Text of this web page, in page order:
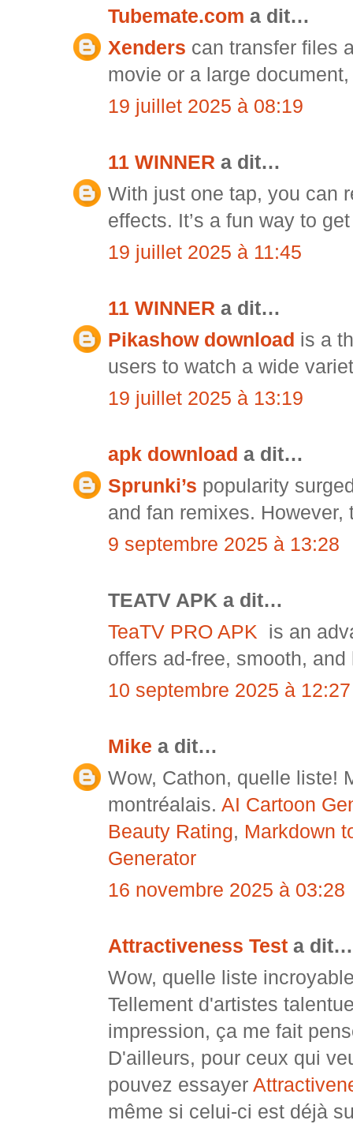
Tubemate.com a dit…
Xenders can transfer files
movie or a large
19 juillet 2025 à 08:19
11 WINNER a dit…
With just one tap, you can
effects. It’s a fun way to
19 juillet 2025 à 11:45
11 WINNER a dit…
Pikashow download is a
users to watch a wide
19 juillet 2025 à 13:19
apk download a dit…
Sprunki’s popularity
and fan remixes. However,
9 septembre 2025 à 13:28
TEATV APK a dit…
TeaTV PRO APK is an
offers ad-free, smooth,
10 septembre 2025 à 12:27
Mike a dit…
Wow, Cathon, quelle liste!
montréalais. AI Cartoon
Beauty Rating, Markdown
Generator
16 novembre 2025 à 03:28
Attractiveness Test a dit…
Wow, quelle liste
Tellement d'artistes
impression, ça me fait
D'ailleurs, pour ceux qui
pouvez essayer
même si celui-ci est déjà